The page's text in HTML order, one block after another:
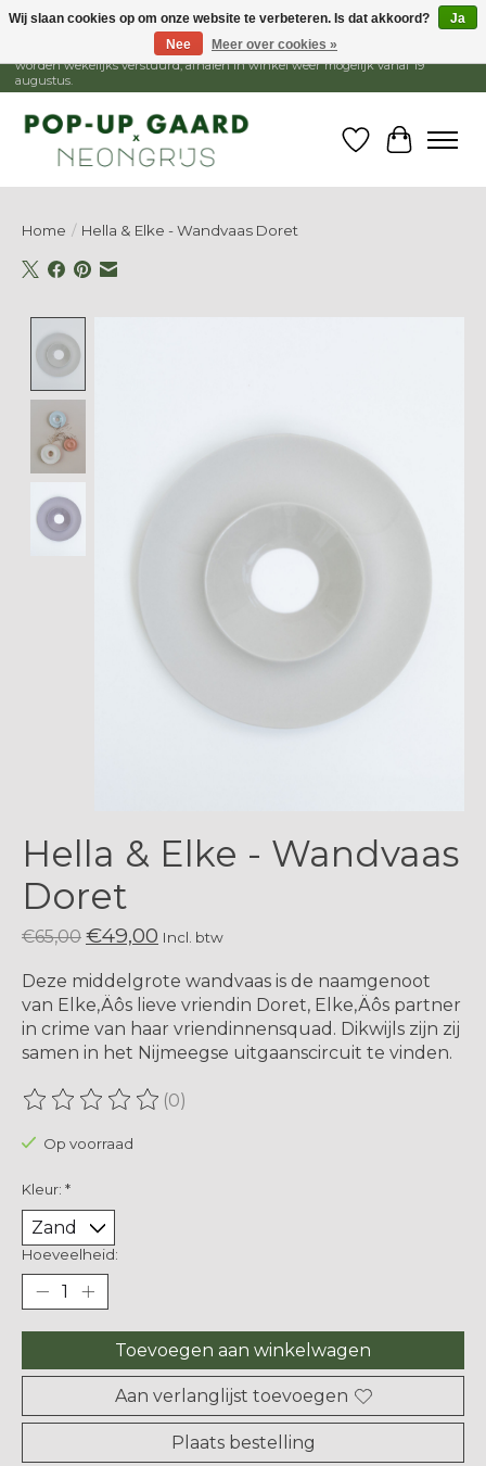
1 - 15 augustus is de winkel gesloten, webshop blijft open. Bestellingen
worden wekelijks verstuurd, afhalen in winkel weer mogelijk vanaf 19
augustus.
Verlanglijst
Home / Hella & Elke - Wandvaas Doret
Hella & Elke - Wandvaas
Doret
€65,00 €49,00 Incl. btw
Deze middelgrote wandvaas is de naamgenoot
van Elke‚Äôs lieve vriendin Doret, Elke‚Äôs partner
in crime van haar vriendinnensquad. Dikwijls zijn zij
samen in het Nijmeegse uitgaanscircuit te vinden.
De beoordeling van dit product is
(0)
Op voorraad
Kleur: *
Hoeveelheid:
Toevoegen aan winkelwagen
Aan verlanglijst toevoegen
Plaats bestelling
Wij slaan cookies op om onze website te verbeteren. Is dat akkoord?
Ja
Nee
Meer over cookies »